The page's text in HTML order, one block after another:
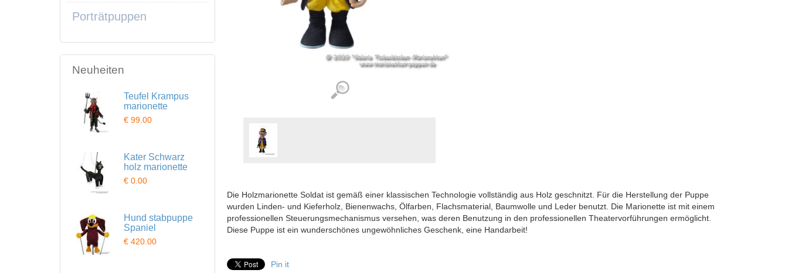
Die Holzmarionette Soldat ist gemäß einer klassischen Technologie vollständig aus Holz geschnitzt. Für die Herstellung der Puppe
wurden Linden- und Kieferholz, Bienenwachs, Ölfarben, Flachsmaterial, Baumwolle und Leder benutzt. Die Marionette ist mit einem
professionellen Steuerungsmechanismus versehen, was deren Benutzung in den professionellen Theatervorführungen ermöglicht.
Diese Puppe ist ein wunderschönes ungewöhnliches Geschenk, eine Handarbeit!
Pin it
Porträtpuppen
Neuheiten
Teufel Krampus
marionette
€ 99.00
Kater Schwarz
holz marionette
€ 0.00
Hund stabpuppe
Spaniel
€ 420.00